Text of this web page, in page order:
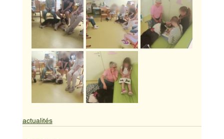
actualités